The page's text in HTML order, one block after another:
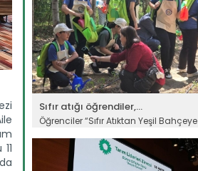
Sıfır atığı öğrendiler,...
Öğrenciler “Sıfır Atıktan Yeşil Bahçeye
Devamını Oku ->